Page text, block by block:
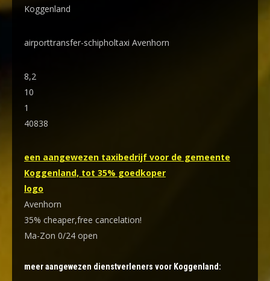
Koggenland
airporttransfer-schipholtaxi Avenhorn
8,2
10
1
40838
een aangewezen taxibedrijf voor de gemeente
Koggenland, tot 35% goedkoper
logo
Avenhorn
35% cheaper,free cancelation!
Ma-Zon 0/24 open
meer aangewezen dienstverleners voor Koggenland: